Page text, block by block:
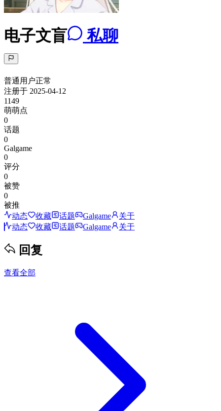
电子文盲 私聊
普通用户正常
注册于 2025-04-12
1149
萌萌点
0
话题
0
Galgame
0
评分
0
被赞
0
被推
动态
收藏 话题 Galgame
关于
动态
收藏 话题 Galgame 关于
回复
查看全部